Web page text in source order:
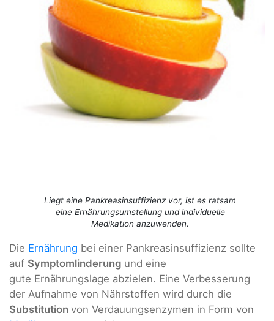
Liegt eine Pankreasinsuffizienz vor, ist es ratsam
eine Ernährungsumstellung und individuelle
Medikation anzuwenden.
Die Ernährung bei einer Pankreasinsuffizienz sollte
auf Symptomlinderung und eine
gute Ernährungslage abzielen. Eine Verbesserung
der Aufnahme von Nährstoffen wird durch die
Substitution von Verdauungsenzymen in Form von